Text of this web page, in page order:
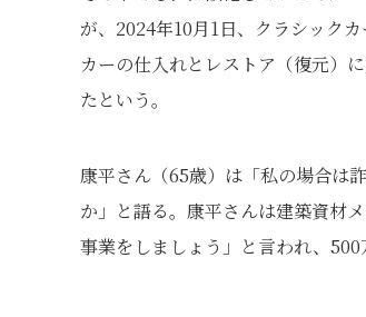
が、2024年10月1日、クラシック
カーの仕入れとレストア（復元）
たという。
康平さん（65歳）は「私の場合は
か」と語る。康平さんは建築資材
事業をしましょう」と言われ、500